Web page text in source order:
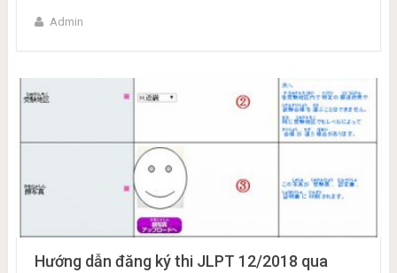
Admin
Hướng dẫn đăng ký thi JLPT 12/2018 qua